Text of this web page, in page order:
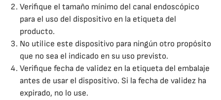
Verifique el tamaño mínimo del canal endoscópico
para el uso del dispositivo en la etiqueta del
producto.
No utilice este dispositivo para ningún otro propósito
que no sea el indicado en su uso previsto.
Verifique fecha de validez en la etiqueta del embalaje
antes de usar el dispositivo. Si la fecha de validez ha
expirado, no lo use.